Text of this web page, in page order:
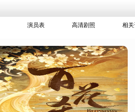
演员表 高清剧照 相